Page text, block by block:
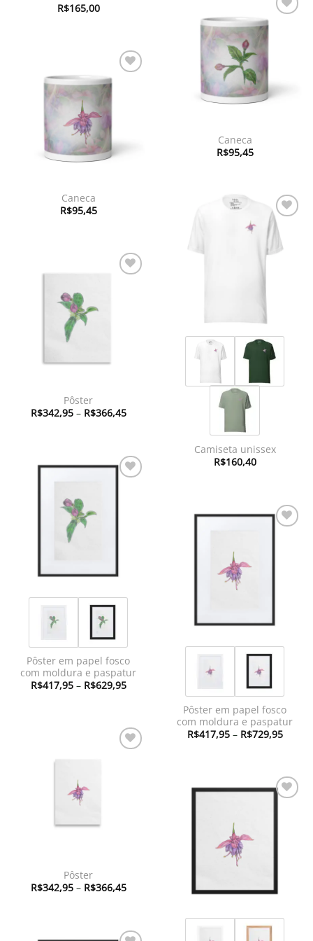
R$165,00
Adicionar
à lista de
desejos
Caneca
R$95,45
Adicionar
à lista de
desejos
Caneca
R$95,45
Adicionar
à lista de
desejos
Camiseta unissex
R$160,40
Pôster
R$342,95 – R$366,45Faixa
de
R$366,45
Pôster em papel fosco
com moldura e paspatur
R$417,95 – R$629,95Faixa
R$629,95
Pôster em papel fosco
com moldura e paspatur
R$417,95 – R$729,95Faixa
Pôster
R$342,95 – R$366,45Faixa
de
R$366,45